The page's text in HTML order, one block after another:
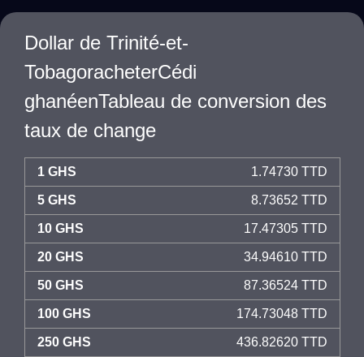
Dollar de Trinité-et-
TobagoracheterCédi
ghanéenTableau de conversion des
taux de change
1 GHS 1.74730 TTD
5 GHS 8.73652 TTD
10 GHS 17.47305 TTD
20 GHS 34.94610 TTD
50 GHS 87.36524 TTD
100 GHS 174.73048 TTD
250 GHS 436.82620 TTD